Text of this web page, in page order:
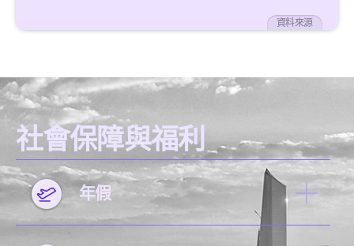
資料來源
社會保障與福利
年假